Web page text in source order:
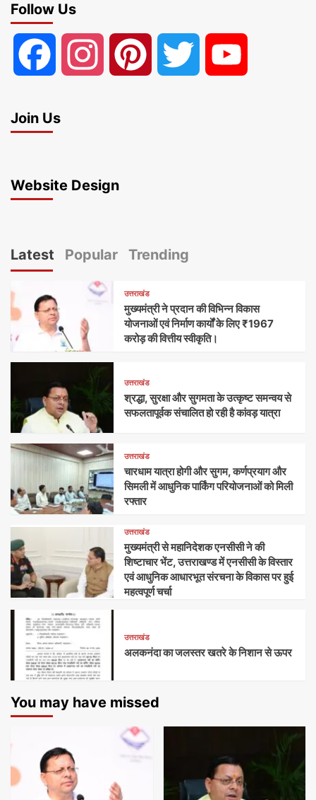
Follow Us
Facebook Instagram Pinterest Twitter
Join Us
Website Design
Latest Popular Trending
उत्तराखंड
मुख्यमंत्री ने प्रदान की विभिन्न विकास
योजनाओं एवं निर्माण कार्यों के लिए ₹1967
करोड़ की वित्तीय स्वीकृति।
उत्तराखंड
श्रद्धा, सुरक्षा और सुगमता के उत्कृष्ट समन्वय से
सफलतापूर्वक संचालित हो रही है कांवड़ यात्रा
उत्तराखंड
चारधाम यात्रा होगी और सुगम, कर्णप्रयाग और
सिमली में आधुनिक पार्किंग परियोजनाओं को मिली
रफ्तार
उत्तराखंड
मुख्यमंत्री से महानिदेशक एनसीसी ने की
शिष्टाचार भेंट, उत्तराखण्ड में एनसीसी के विस्तार
एवं आधुनिक आधारभूत संरचना के विकास पर हुई
महत्वपूर्ण चर्चा
उत्तराखंड
अलकनंदा का जलस्तर खतरे के निशान से ऊपर
You may have missed